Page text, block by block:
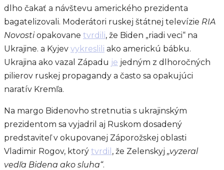
dlho čakať a návštevu amerického prezidenta
bagatelizovali. Moderátori ruskej štátnej televízie RIA
Novostiopakovane tvrdili, že Biden „riadi veci“ na
Ukrajine. a Kyjev vykreslili ako americkú bábku.
Ukrajina ako vazal Západu je jedným z dlhoročných
pilierov ruskej propagandy a často sa opakujúci
naratív Kremľa.
Na margo Bidenovho stretnutia s ukrajinským
prezidentom sa vyjadril aj Ruskom dosadený
predstaviteľ v okupovanej Záporožskej oblasti
Vladimir Rogov, ktorý tvrdil , že Zelenskyj „vyzeral
vedľa Bidena ako sluha“.